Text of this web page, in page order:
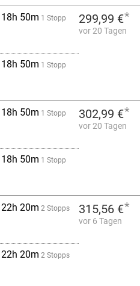
18h 50m 1 Stopp
18h 50m 1 Stopp
299,99 €*
vor 20 Tagen
18h 50m 1 Stopp
18h 50m 1 Stopp
302,99 €*
vor 20 Tagen
22h 20m 2 Stopps
22h 20m 2 Stopps
315,56 €*
vor 6 Tagen